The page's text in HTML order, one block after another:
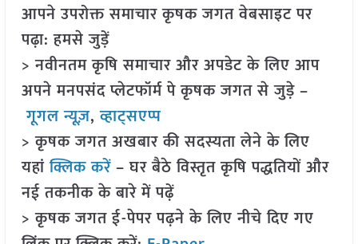
आपने उपरोक्त समाचार कृषक जगत वेबसाइट पर
पढ़ा: हमसे जुड़ें
> नवीनतम कृषि समाचार और अपडेट के लिए आप
अपने मनपसंद प्लेटफॉर्म पे कृषक जगत से जुड़े –
गूगल न्यूज़,व्हाट्सएप्प
> कृषक जगत अखबार की सदस्यता लेने के लिए
यहांक्लिक करें– घर बैठे विस्तृत कृषि पद्धतियों और
नई तकनीक के बारे में पढ़ें
> कृषक जगत ई-पेपर पढ़ने के लिए नीचे दिए गए